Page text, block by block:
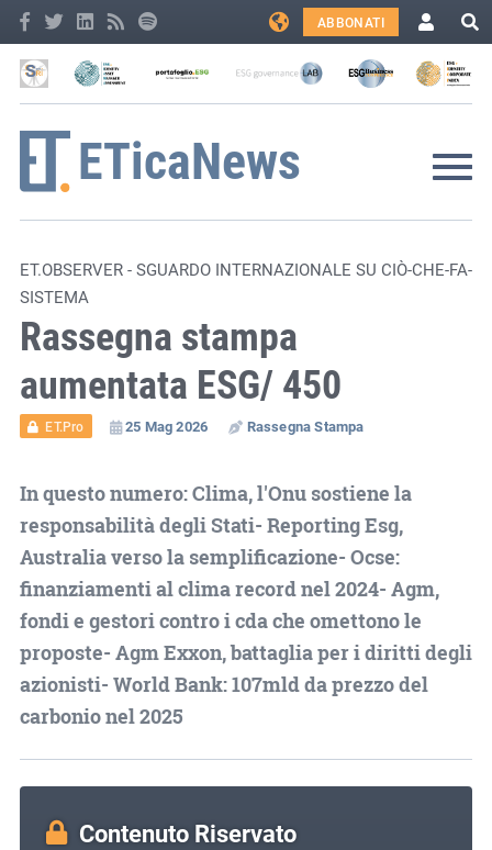
ABBONATI
ET.OBSERVER - SGUARDO INTERNAZIONALE SU CIÒ-CHE-FA-
SISTEMA
Rassegna stampa
aumentata ESG/ 450
ET.Pro 25 Mag 2026 Rassegna Stampa
In questo numero: Clima, l'Onu sostiene la
responsabilità degli Stati- Reporting Esg,
Australia verso la semplificazione- Ocse:
finanziamenti al clima record nel 2024- Agm,
fondi e gestori contro i cda che omettono le
proposte- Agm Exxon, battaglia per i diritti degli
azionisti- World Bank: 107mld da prezzo del
carbonio nel 2025
Contenuto Riservato